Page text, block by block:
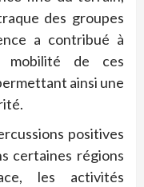
des groupes
a contribué à
mobilité de ces
ainsi une
positives
certaines régions
les activités